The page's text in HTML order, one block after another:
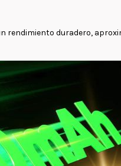
duradero,